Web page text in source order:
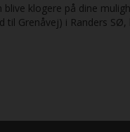
blive klogere på dine
Grenåvej) i Randers